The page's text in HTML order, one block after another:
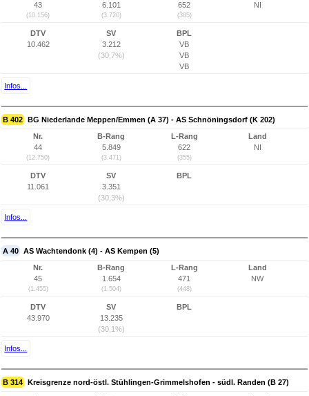
43
(10.156)
6.101
(3.720)
652
(385)
NI
DTV
10.462
SV
3.212
(30,7%)
BPL
VB
VB
VB
Infos...
B 402 BG Niederlande Meppen/Emmen (A 37) - AS Schnöningsdorf (K 202)
Nr.
44
(12.750)
B-Rang
5.849
(3.471)
L-Rang
622
(355)
Land
NI
DTV
11.061
SV
3.351
(30,3%)
BPL
Infos...
A 40 AS Wachtendonk (4) - AS Kempen (5)
Nr.
45
(1.455)
B-Rang
1.654
(1.504)
L-Rang
471
(448)
Land
NW
DTV
43.970
SV
13.235
(30,1%)
BPL
Infos...
B 314 Kreisgrenze nord-östl. Stühlingen-Grimmelshofen - südl. Randen (B 27)